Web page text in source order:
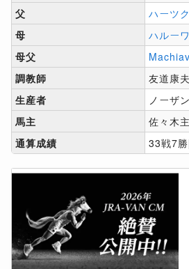
父
ハーツ
母
ハルー
母父
調教師
友道康
生産者
ノーザ
馬主
佐々木
通算成績
33戦7